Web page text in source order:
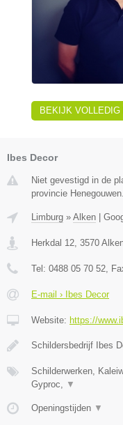
BEKIJK VOLLEDIG
Ibes Decor
Niet gevestigd in de
provincie Henegouwen.
Limburg » Alken
Herkdal 12, 3570
Tel: 0488 05 70 52,
E-mail › Ibes Decor
Website: https://
Schildersbedrijf Ibes
Schilderwerken,
Gyproc, ▼
Openingstijden ▼